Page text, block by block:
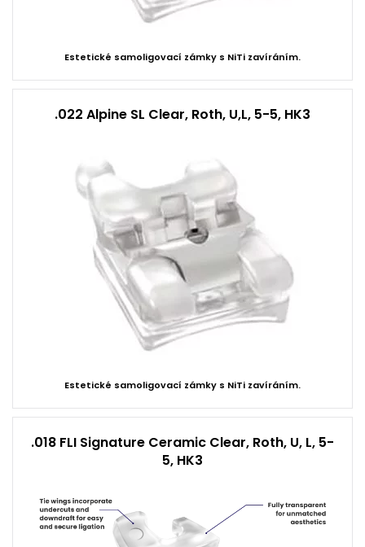
Estetické samoligovací zámky s NiTi zavíráním.
.022 Alpine SL Clear, Roth, U,L, 5-5, HK3
Estetické samoligovací zámky s NiTi zavíráním.
.018 FLI Signature Ceramic Clear, Roth, U, L, 5-
5, HK3